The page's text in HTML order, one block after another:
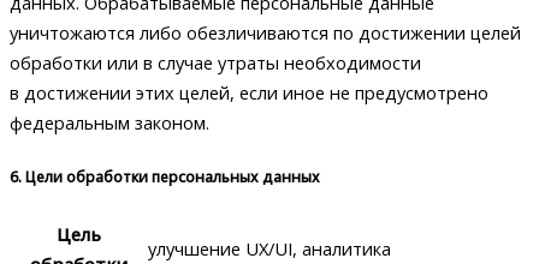
уничтожаются либо обезличиваются по достижении целей
обработки или в случае утраты необходимости
в достижении этих целей, если иное не предусмотрено
федеральным законом.
6. Цели обработки персональных данных
Цель
улучшение UX/UI, аналитика